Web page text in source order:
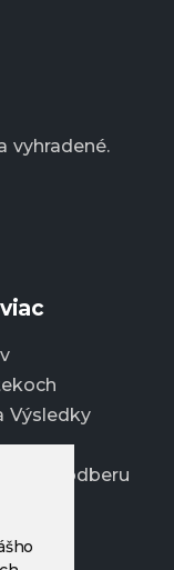
vyhradené.
Výsledky
sa k odberu